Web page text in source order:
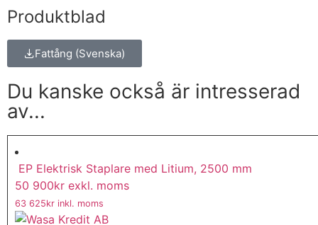
Produktblad
Fattång (Svenska)
Du kanske också är intresserad
av...
EP Elektrisk Staplare med Litium, 2500 mm
50 900kr exkl. moms
63 625kr inkl. moms